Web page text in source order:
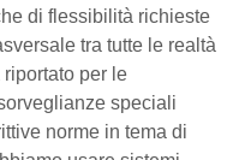
di flessibilità richieste
tra tutte le realtà
per le
speciali
norme in tema di